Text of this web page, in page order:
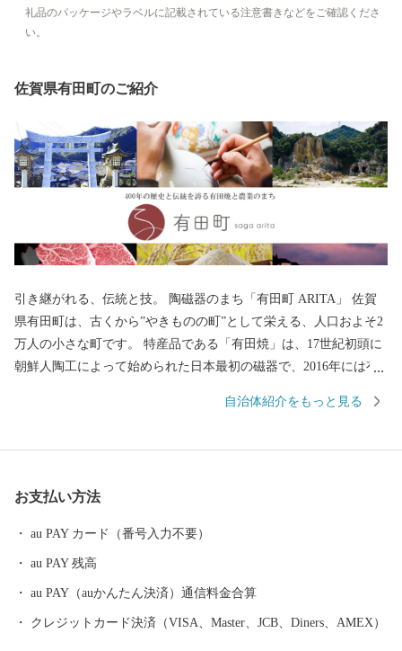
礼品のパッケージやラベルに記載されている注意書きなどをご確認くださ
い。
佐賀県有田町のご紹介
引き継がれる、伝統と技。 陶磁器のまち「有田町 ARITA」 佐賀
県有田町は、古くから”やきものの町”として栄える、人口およそ2
万人の小さな町です。 特産品である「有田焼」は、17世紀初頭に
朝鮮人陶工によって始められた日本最初の磁器で、2016年には有
「有田陶器市」は、100年以上の歴史があり7日間の期間中に国内
ら昭和にかけて建築された窯元、商家、洋館などが立ち並んでい
方で、有田町内には日本の自然百選「黒髪山」や日本の名水百選
「竜門の清水」など、六つの自然百選に選定される場所があり、
今なお日本の原風景を感じることができます。また、町の西側一
自治体紹介をもっと見る
お支払い方法
au PAY カード（番号入力不要）
au PAY 残高
au PAY（auかんたん決済）通信料金合算
クレジットカード決済（VISA、Master、JCB、Diners、AMEX）